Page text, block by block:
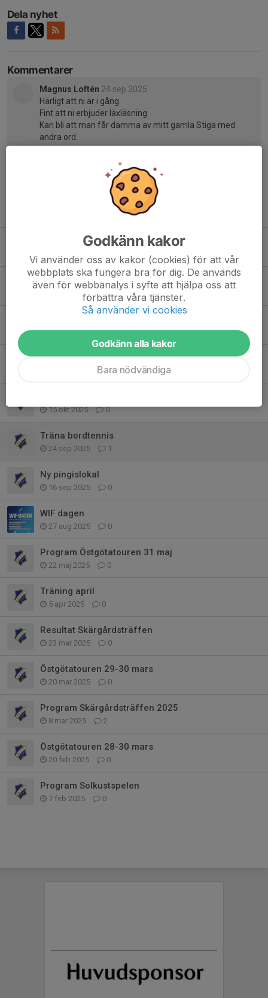
Dela nyhet
Kommentarer
Magnus Loftén 24 sep 2025
Härligt att ni är i gång.
Fint att ni erbjuder läxläsning
Kan bli att man får damma av mitt gamla Stiga med
andra ord.
Skärgårdsträffen 2026
Program Skärgårdsträffen 2026
8 mar, 20:28 3
15 jan, 07:53 0
Östgötatouren 29-30 november
0
15 okt 2025 0
Träna bordtennis
24 sep 2025 1
Ny pingislokal
16 sep 2025 0
WIF dagen
27 aug 2025 0
Program Östgötatouren 31 maj
22 maj 2025 0
Träning april
5 apr 2025 0
Resultat Skärgårdsträffen
23 mar 2025 0
Östgötatouren 29-30 mars
20 mar 2025 0
Program Skärgårdsträffen 2025
8 mar 2025 2
Östgötatouren 28-30 mars
20 feb 2025 0
Program Solkustspelen
7 feb 2025 0
Godkänn kakor
Vi använder oss av kakor (cookies) för att vår
webbplats ska fungera bra för dig. De används
även för webbanalys i syfte att hjälpa oss att
förbättra våra tjänster.
Så använder vi cookies
Godkänn alla kakor
Bara nödvändiga